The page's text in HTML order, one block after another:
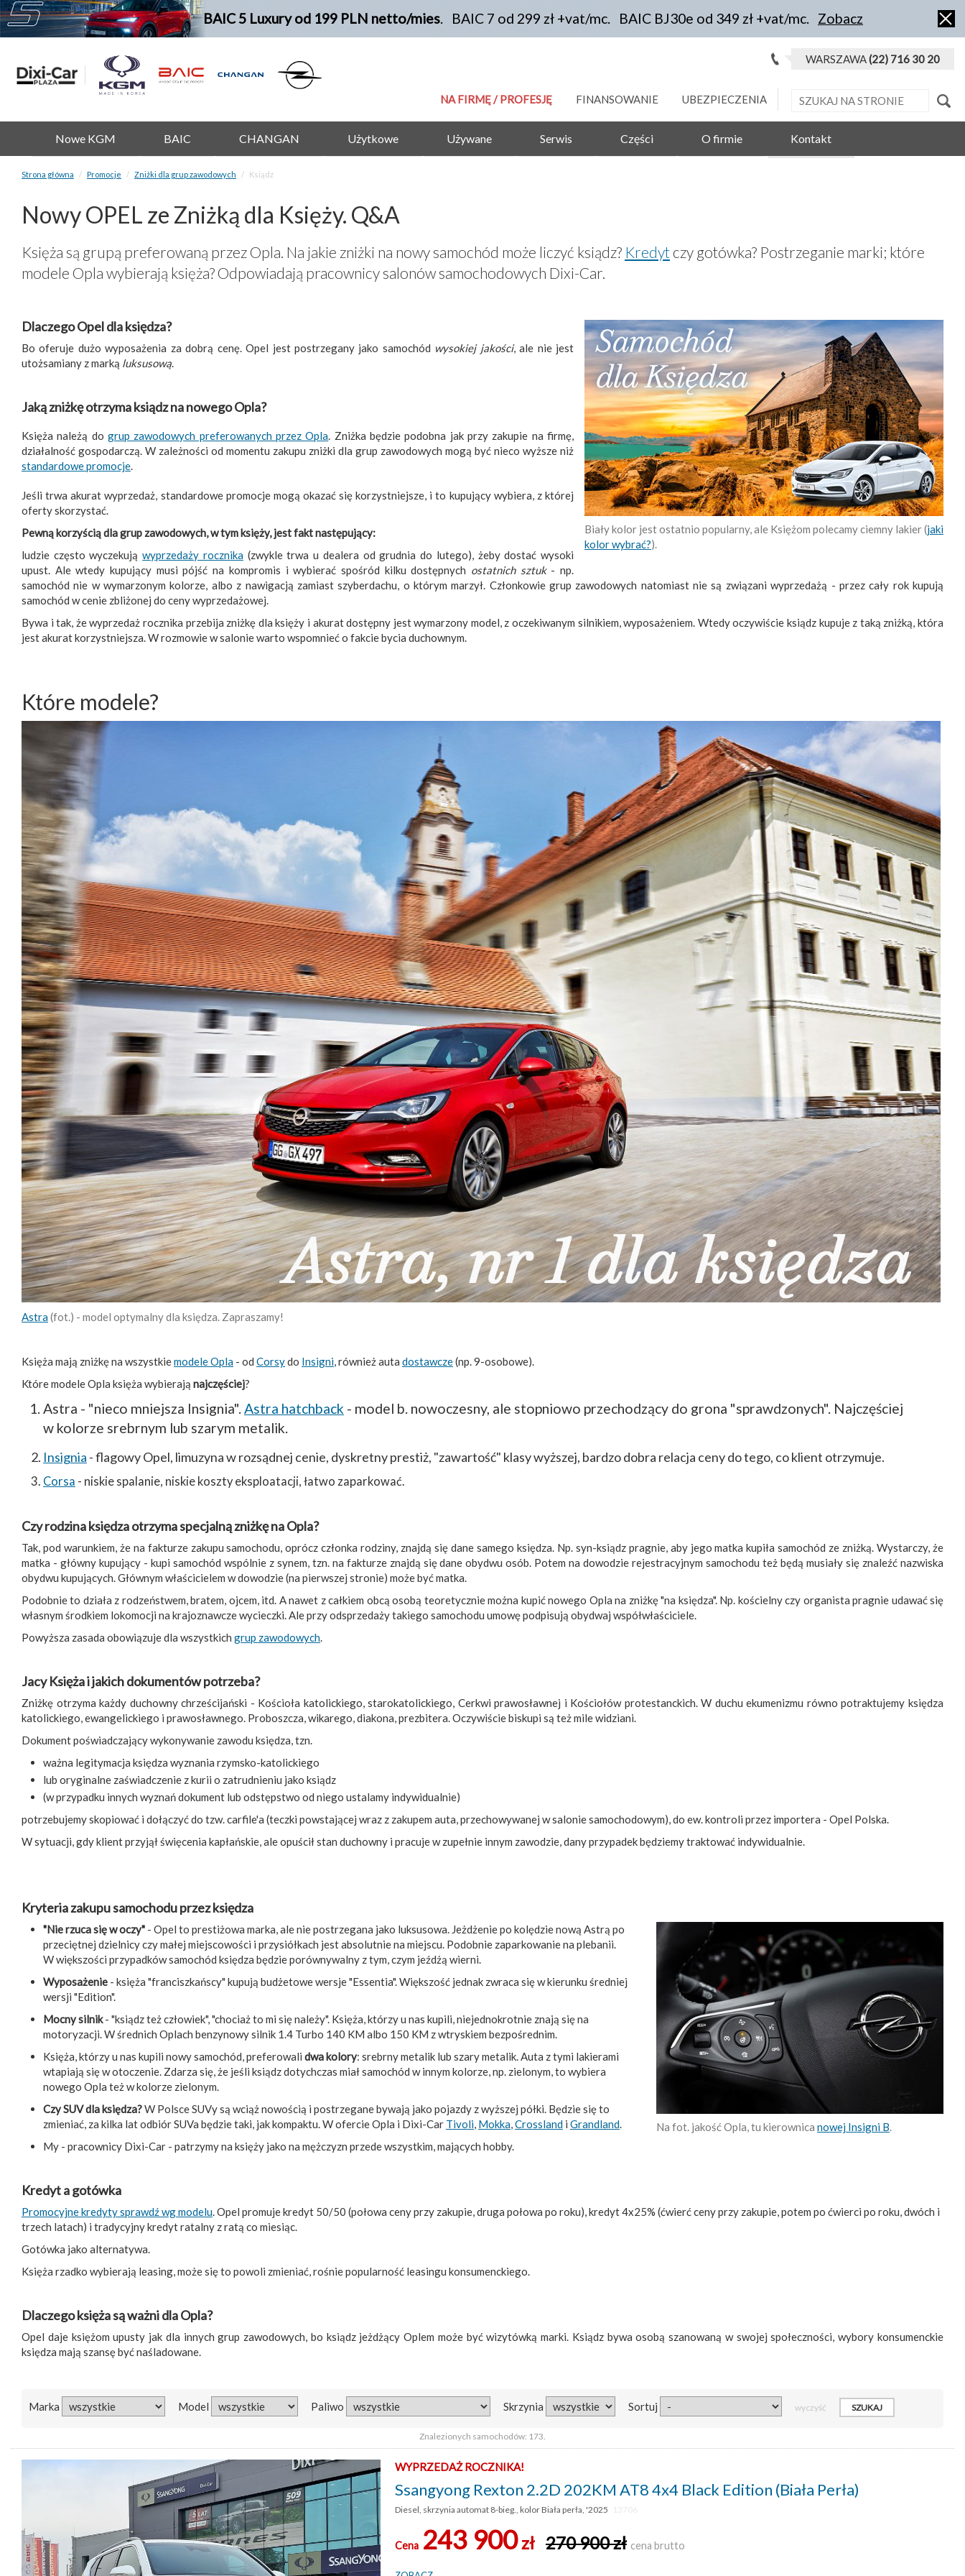
BAIC 5 Luxury od 199 PLN netto/mies. BAIC 7 od 299 zł +vat/mc. BAIC BJ30e od 349 zł +vat/mc. Zobacz
WARSZAWA(22) 716 30 20
NA FIRMĘ / PROFESJĘ FINANSOWANIE UBEZPIECZENIA
Nowe KGM BAIC CHANGAN Użytkowe Używane Serwis Części O firmie Kontakt
Strona główna Promocje Zniżki dla grup zawodowych Ksiądz
Nowy OPEL ze Zniżką dla Księży. Q&A
Księża są grupą preferowaną przez Opla. Na jakie zniżki na nowy samochód może liczyć ksiądz? Kredyt czy gotówka? Postrzeganie marki; które
modele Opla wybierają księża? Odpowiadają pracownicy salonów samochodowych Dixi-Car.
Biały kolor jest ostatnio popularny, ale Księżom polecamy ciemny lakier (jaki
kolor wybrać?).
Dlaczego Opel dla księdza?
Bo oferuje dużo wyposażenia za dobrą cenę. Opel jest postrzegany jako samochód wysokiej jakości, ale nie jest
utożsamiany z marką luksusową.
Jaką zniżkę otrzyma ksiądz na nowego Opla?
Księża należą do grup zawodowych preferowanych przez Opla. Zniżka będzie podobna jak przy zakupie na firmę,
działalność gospodarczą. W zależności od momentu zakupu zniżki dla grup zawodowych mogą być nieco wyższe niż
standardowe promocje.
Jeśli trwa akurat wyprzedaż, standardowe promocje mogą okazać się korzystniejsze, i to kupujący wybiera, z której
oferty skorzystać.
Pewną korzyścią dla grup zawodowych, w tym księży, jest fakt następujący:
ludzie często wyczekująwyprzedaży rocznika(zwykle trwa u dealera od grudnia do lutego), żeby dostać wysoki
upust. Ale wtedy kupujący musi pójść na kompromis i wybierać spośród kilku dostępnych ostatnich sztuk- np.
samochód nie w wymarzonym kolorze, albo z nawigacją zamiast szyberdachu, o którym marzył. Członkowie grup zawodowych natomiast nie są związani wyprzedażą - przez cały rok kupują
samochód w cenie zbliżonej do ceny wyprzedażowej.
Bywa i tak, że wyprzedaż rocznika przebija zniżkę dla księży i akurat dostępny jest wymarzony model, z oczekiwanym silnikiem, wyposażeniem. Wtedy oczywiście ksiądz kupuje z taką zniżką, która
jest akurat korzystniejsza. W rozmowie w salonie warto wspomnieć o fakcie bycia duchownym.
Które modele?
Astra(fot.) - model optymalny dla księdza. Zapraszamy!
Księża mają zniżkę na wszystkiemodele Opla - od Corsydo Insigni, również auta dostawcze(np. 9-osobowe).
Które modele Opla księża wybierają najczęściej?
Astra - "nieco mniejsza Insignia".Astra hatchback - model b. nowoczesny, ale stopniowo przechodzący do grona "sprawdzonych". Najczęściej
w kolorze srebrnym lub szarym metalik.
Insignia - flagowy Opel, limuzyna w rozsądnej cenie, dyskretny prestiż, "zawartość" klasy wyższej, bardzo dobra relacja ceny do tego, co klient otrzymuje.
Corsa - niskie spalanie, niskie koszty eksploatacji, łatwo zaparkować.
Czy rodzina księdza otrzyma specjalną zniżkę na Opla?
Tak, pod warunkiem, że na fakturze zakupu samochodu, oprócz członka rodziny, znajdą się dane samego księdza. Np. syn-ksiądz pragnie, aby jego matka kupiła samochód ze zniżką. Wystarczy, że
matka - główny kupujący - kupi samochód wspólnie z synem, tzn. na fakturze znajdą się dane obydwu osób. Potem na dowodzie rejestracyjnym samochodu też będą musiały się znaleźć nazwiska
obydwu kupujących. Głównym właścicielem w dowodzie (na pierwszej stronie) może być matka.
Podobnie to działa z rodzeństwem, bratem, ojcem, itd. A nawet z całkiem obcą osobą teoretycznie można kupić nowego Opla na zniżkę "na księdza". Np. kościelny czy organista pragnie udawać się
własnym środkiem lokomocji na krajoznawcze wycieczki. Ale przy odsprzedaży takiego samochodu umowę podpisują obydwaj współwłaściciele.
Powyższa zasada obowiązuje dla wszystkich grup zawodowych.
Jacy Księża i jakich dokumentów potrzeba?
Zniżkę otrzyma każdy duchowny chrześcijański - Kościoła katolickiego, starokatolickiego, Cerkwi prawosławnej i Kościołów protestanckich. W duchu ekumenizmu równo potraktujemy księdza
katolickiego, ewangelickiego i prawosławnego. Proboszcza, wikarego, diakona, prezbitera. Oczywiście biskupi są też mile widziani.
Dokument poświadczający wykonywanie zawodu księdza, tzn.
ważna legitymacja księdza wyznania rzymsko-katolickiego
lub oryginalne zaświadczenie z kurii o zatrudnieniu jako ksiądz
(w przypadku innych wyznań dokument lub odstępstwo od niego ustalamy indywidualnie)
potrzebujemy skopiować i dołączyć do tzw. carfile'a (teczki powstającej wraz z zakupem auta, przechowywanej w salonie samochodowym), do ew. kontroli przez importera - Opel Polska.
W sytuacji, gdy klient przyjął święcenia kapłańskie, ale opuścił stan duchowny i pracuje w zupełnie innym zawodzie, dany przypadek będziemy traktować indywidualnie.
Kryteria zakupu samochodu przez księdza
Na fot. jakość Opla, tu kierownica nowej Insigni B.
"Nie rzuca się w oczy" - Opel to prestiżowa marka, ale nie postrzegana jako luksusowa. Jeżdżenie po kolędzie nową Astrą po
przeciętnej dzielnicy czy małej miejscowości i przysiółkach jest absolutnie na miejscu. Podobnie zaparkowanie na plebanii.
W większości przypadków samochód księdza będzie porównywalny z tym, czym jeźdżą wierni.
Wyposażenie - księża "franciszkańscy" kupują budżetowe wersje "Essentia". Większość jednak zwraca się w kierunku średniej
wersji "Edition".
Mocny silnik- "ksiądz też człowiek", "chociaż to mi się należy". Księża, którzy u nas kupili, niejednokrotnie znają się na
motoryzacji. W średnich Oplach benzynowy silnik 1.4 Turbo 140 KM albo 150 KM z wtryskiem bezpośrednim.
Księża, którzy u nas kupili nowy samochód, preferowali dwa kolory: srebrny metalik lub szary metalik. Auta z tymi lakierami
wtapiają się w otoczenie. Zdarza się, że jeśli ksiądz dotychczas miał samochód w innym kolorze, np. zielonym, to wybiera
nowego Opla też w kolorze zielonym.
Czy SUV dla księdza?W Polsce SUVy są wciąż nowością i postrzegane bywają jako pojazdy z wyższej półki. Będzie się to
zmieniać, za kilka lat odbiór SUVa będzie taki, jak kompaktu. W ofercie Opla i Dixi-Car Tivoli, Mokka,Crossland i Grandland.
My - pracownicy Dixi-Car - patrzymy na księży jako na mężczyzn przede wszystkim, mających hobby.
Kredyt a gotówka
Promocyjne kredyty sprawdź wg modelu. Opel promuje kredyt 50/50 (połowa ceny przy zakupie, druga połowa po roku), kredyt 4x25% (ćwierć ceny przy zakupie, potem po ćwierci po roku, dwóch i
trzech latach) i tradycyjny kredyt ratalny z ratą co miesiąc.
Gotówka jako alternatywa.
Księża rzadko wybierają leasing, może się to powoli zmieniać, rośnie popularność leasingu konsumenckiego.
Dlaczego księża są ważni dla Opla?
Opel daje księżom upusty jak dla innych grup zawodowych, bo ksiądz jeżdżący Oplem może być wizytówką marki. Ksiądz bywa osobą szanowaną w swojej społeczności, wybory konsumenckie
księdza mają szansę być naśladowane.
Marka Model Paliwo Skrzynia Sortuj wyczyść
Znalezionych samochodów: 173.
WYPRZEDAŻ ROCZNIKA!
Ssangyong Rexton 2.2D 202KM AT8 4x4 Black Edition (Biała Perła)
Diesel, skrzynia automat 8-bieg., kolor Biała perła, '2025
Cena 243 900zł 270 900 zł cena brutto